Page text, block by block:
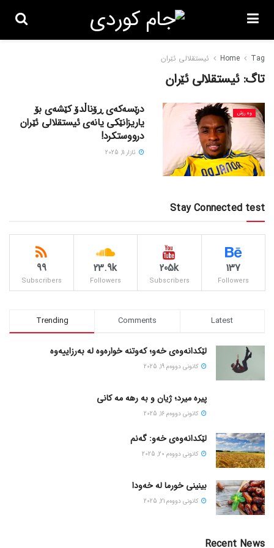
Home Tag ئیستقلالی ئێران
تاگ: ئیستقلالی ئێران
وەرزش
درێسەکەی ڕۆناڵدۆ کێشەی بۆ
یاریزانێکی یانەی ئیستقلالی ئێران
درووستکرد!
ئازار 11, 2025
Stay Connected test
137
Followers
205k
Subscribers
23.9k
Followers
99
Subscribers
Trending Comments Latest
لێکدانەوەی خەو؛ کەوتنە خوارەوە لە بەرزاییەوە
كانونی دووه‌م 19, 2025
پیره میرد؛ ژیان و به رهه مه کانی
كانونی دووه‌م 16, 2025
لێکدانەوەی خەو: گەنم
كانونی دووه‌م 20, 2025
بینینی خورما لە خەودا
كانونی دووه‌م 21, 2025
Recent News